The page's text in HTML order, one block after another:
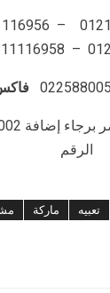
الرقم
تعبيه ماركة